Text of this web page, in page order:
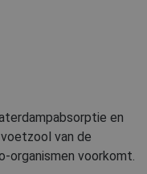
en
van de
organismen voorkomt.